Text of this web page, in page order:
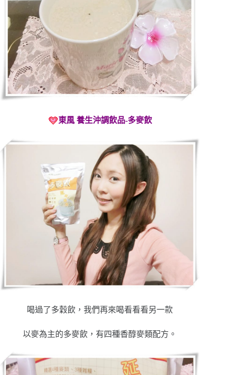
東風 養生沖調飲品-多麥飲
喝過了多穀飲，我們再來喝看看看另一款
以麥為主的多麥飲，有四種香醇麥類配方。